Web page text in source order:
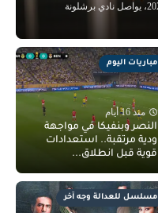
مع اقتراب انطلاق الموسم الكروي 2026-2027، يواصل نادي برشلونة
مباريات اليوم
منذ 16 أيام
النصر وبنفيكا في مواجهة
ودية مرتقبة.. استعدادات
قوية قبل انطلاق...
مسلسل للعدالة وجه آخر